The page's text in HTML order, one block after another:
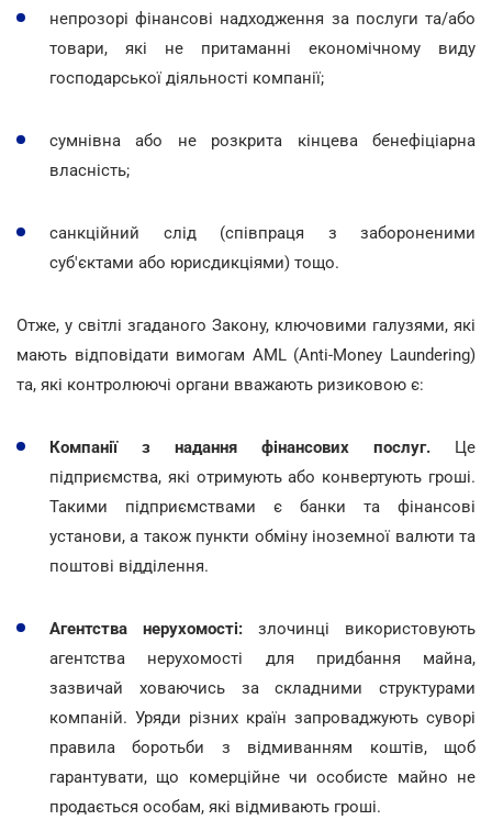
непрозорі фінансові надходження за послуги та/або
товари, які не притаманні економічному виду
господарської діяльності компанії;
сумнівна або не розкрита кінцева бенефіціарна
власність;
санкційний слід (співпраця з забороненими
суб'єктами або юрисдикціями) тощо.
Отже, у світлі згаданого Закону, ключовими галузями, які
мають відповідати вимогам AML (Anti-Money Laundering)
та, які контролюючі органи вважають ризиковою є:
Компанії з надання фінансових послуг. Це
підприємства, які отримують або конвертують гроші.
Такими підприємствами є банки та фінансові
установи, а також пункти обміну іноземної валюти та
поштові відділення.
Агентства нерухомості: злочинці використовують
агентства нерухомості для придбання майна,
зазвичай ховаючись за складними структурами
компаній. Уряди різних країн запроваджують суворі
правила боротьби з відмиванням коштів, щоб
гарантувати, що комерційне чи особисте майно не
продається особам, які відмивають гроші.